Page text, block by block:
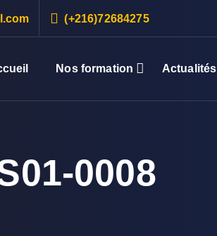
(+216)72684275
Nos formation Actualités
0008